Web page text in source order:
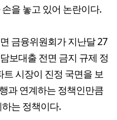
을 놓고 있어 논란이다.
금융위원회가 지난달 27
보대출 전면 금지 규제 정
시장이 진정 국면을 보
과 연계하는 정책인만큼
는 정책이다.